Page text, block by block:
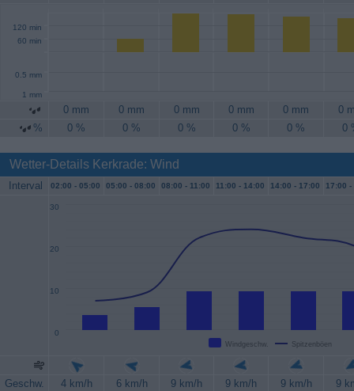
60 min
120 min
0.5 mm
1 mm
0 mm 0 mm 0 mm 0 mm 0 mm
0
%
0 % 0 % 0 % 0 % 0 % 0
Wetter-Details Kerkrade: Wind
Interval 02:00 - 05:00 05:00 - 08:00 08:00 - 11:00 11:00 - 14:00 14:00 - 17:00 17:00 -
Windgeschw. Spitzenböen
0
10
20
30
Geschw. 4 km/h 6 km/h 9 km/h 9 km/h 9 km/h
9